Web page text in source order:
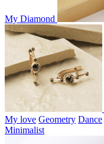
My Diamond
My love Geometry Dance
Minimalist